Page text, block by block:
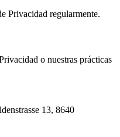
Privacidad regularmente.
o nuestras prácticas
13, 8640